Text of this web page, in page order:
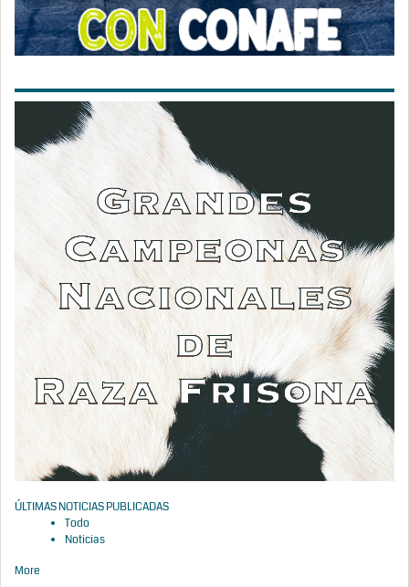
ÚLTIMAS NOTICIAS PUBLICADAS
Todo
Noticias
More